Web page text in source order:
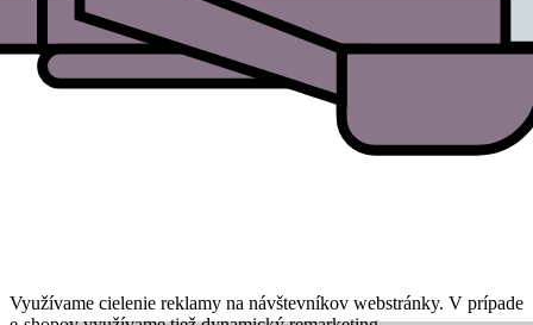
Využívame cielenie reklamy na návštevníkov webstránky. V prípade